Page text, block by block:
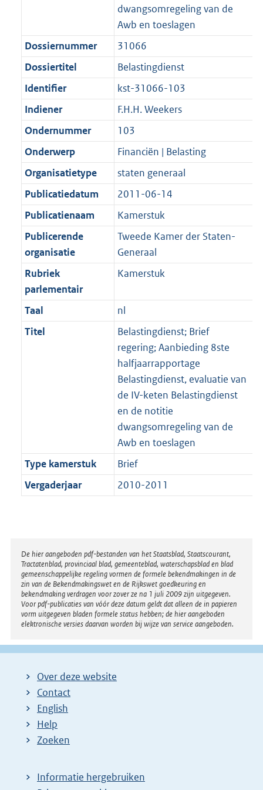
dwangsomregeling van de
Awb en toeslagen
Dossiernummer
31066
Dossiertitel
Belastingdienst
Identifier
kst-31066-103
Indiener
F.H.H. Weekers
Ondernummer
103
Onderwerp
Financiën | Belasting
Organisatietype
staten generaal
Publicatiedatum
2011-06-14
Publicatienaam
Kamerstuk
Publicerende
organisatie
Tweede Kamer der Staten-
Generaal
Rubriek
parlementair
Kamerstuk
Taal
nl
Titel
Belastingdienst; Brief
regering; Aanbieding 8ste
halfjaarrapportage
Belastingdienst, evaluatie van
de IV-keten Belastingdienst
en de notitie
dwangsomregeling van de
Awb en toeslagen
Type kamerstuk
Brief
Vergaderjaar
2010-2011
Disclaimer
De hier aangeboden pdf-bestanden van het Staatsblad, Staatscourant,
Tractatenblad, provinciaal blad, gemeenteblad, waterschapsblad en blad
gemeenschappelijke regeling vormen de formele bekendmakingen in de
zin van de Bekendmakingswet en de Rijkswet goedkeuring en
bekendmaking verdragen voor zover ze na 1 juli 2009 zijn uitgegeven.
Voor pdf-publicaties van vóór deze datum geldt dat alleen de in papieren
vorm uitgegeven bladen formele status hebben; de hier aangeboden
elektronische versies daarvan worden bij wijze van service aangeboden.
Over deze website
Contact
English
Help
Zoeken
Informatie hergebruiken